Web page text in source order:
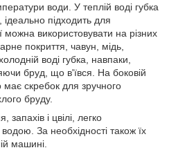
води. У теплій воді губка
підходить для
можна використовувати на різних
покриття, чавун, мідь,
воді губка, навпаки,
бруд, що в'ївся. На боковій
має скребок для зручного
бруду.
запахів і цвілі, легко
За необхідності також їх
машині.